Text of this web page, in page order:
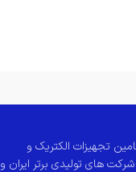
تجهیزات الکتریک و
شرکت های تولیدی برتر ایران و